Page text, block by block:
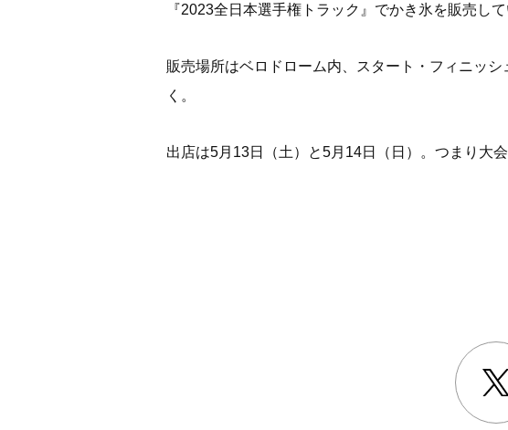
『2023全日本選手権トラック』でかき氷を販売し
販売場所はベロドローム内、スタート・フィニッ
く。
出店は5月13日（土）と5月14日（日）。つまり大